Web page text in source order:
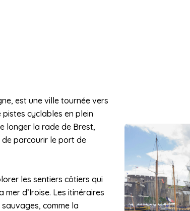
est une ville tournée vers
pistes cyclables en plein
longer la rade de Brest,
de parcourir le port de
les sentiers côtiers qui
d’Iroise. Les itinéraires
comme la